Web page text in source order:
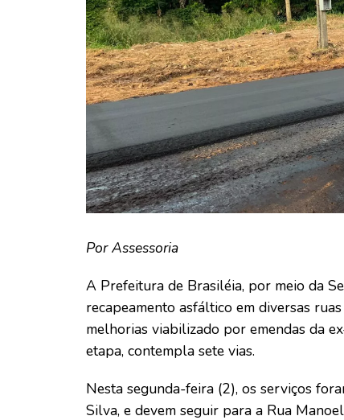
Por Assessoria
A Prefeitura de Brasiléia, por meio da
recapeamento asfáltico em diversas
melhorias viabilizado por emendas da
etapa, contempla sete vias.
Nesta segunda-feira (2), os serviços
Silva, e devem seguir para a Rua